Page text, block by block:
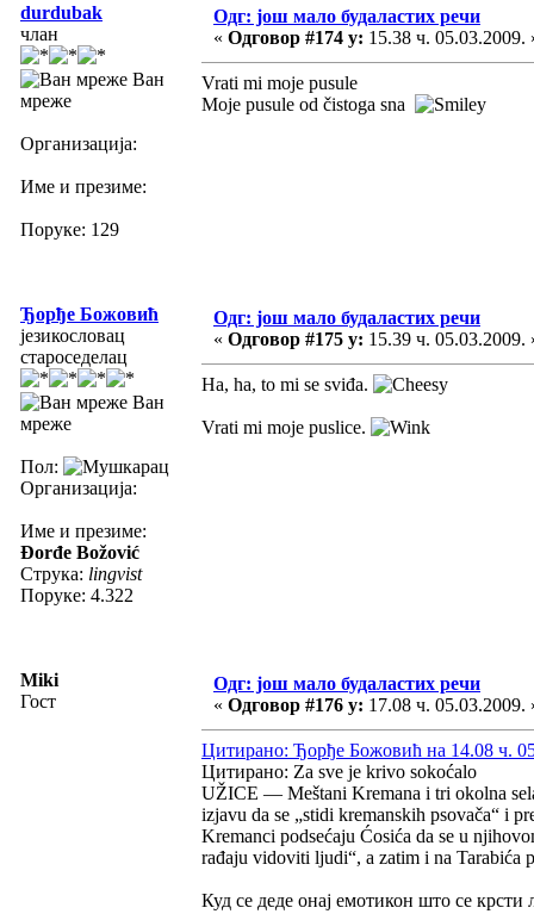
durdubak
члан
Ван
мреже
Организација:
Име и презиме:
Поруке: 129
Одг: још мало будаластих речи
« Одговор #174 у: 15.38 ч. 05.03.2009.
Vrati mi moje pusule
Moje pusule od čistoga sna
Ђорђе Божовић
језикословац
староседелац
Ван
мреже
Пол:
Организација:
Име и презиме:
Đorđe Božović
Струка: lingvist
Поруке: 4.322
Одг: још мало будаластих речи
« Одговор #175 у: 15.39 ч. 05.03.2009.
Ha, ha, to mi se sviđa.
Vrati mi moje puslice.
Miki
Гост
Одг: још мало будаластих речи
« Одговор #176 у: 17.08 ч. 05.03.2009.
Цитирано: Ђорђе Божовић на 14.08 ч.
Цитирано: Za sve je krivo sokoćalo
UŽICE — Meštani Kremana i tri okolna
izjavu da se „stidi kremanskih psovača“ i
Kremanci podsećaju Ćosića da se u
rađaju vidoviti ljudi“, a zatim i na Tarabića
Куд се деде онај емотикон што се крсти